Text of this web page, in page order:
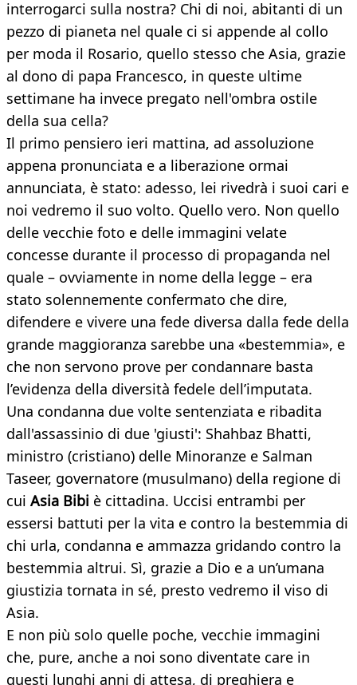
interrogarci sulla nostra? Chi di noi, abitanti di un
pezzo di pianeta nel quale ci si appende al collo
per moda il Rosario, quello stesso che Asia, grazie
al dono di papa Francesco, in queste ultime
settimane ha invece pregato nell'ombra ostile
della sua cella?
Il primo pensiero ieri mattina, ad assoluzione
appena pronunciata e a liberazione ormai
annunciata, è stato: adesso, lei rivedrà i suoi cari e
noi vedremo il suo volto. Quello vero. Non quello
delle vecchie foto e delle immagini velate
concesse durante il processo di propaganda nel
quale – ovviamente in nome della legge – era
stato solennemente confermato che dire,
difendere e vivere una fede diversa dalla fede della
grande maggioranza sarebbe una «bestemmia», e
che non servono prove per condannare basta
l’evidenza della diversità fedele dell’imputata.
Una condanna due volte sentenziata e ribadita
dall'assassinio di due 'giusti': Shahbaz Bhatti,
ministro (cristiano) delle Minoranze e Salman
Taseer, governatore (musulmano) della regione di
cui Asia Bibi è cittadina. Uccisi entrambi per
essersi battuti per la vita e contro la bestemmia di
chi urla, condanna e ammazza gridando contro la
bestemmia altrui. Sì, grazie a Dio e a un’umana
giustizia tornata in sé, presto vedremo il viso di
Asia.
E non più solo quelle poche, vecchie immagini
che, pure, anche a noi sono diventate care in
questi lunghi anni di attesa, di preghiera e